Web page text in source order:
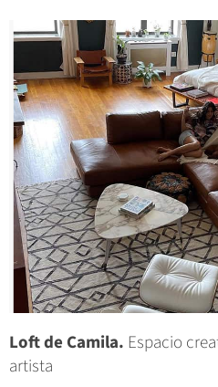
Loft de Camila. Espacio
artista